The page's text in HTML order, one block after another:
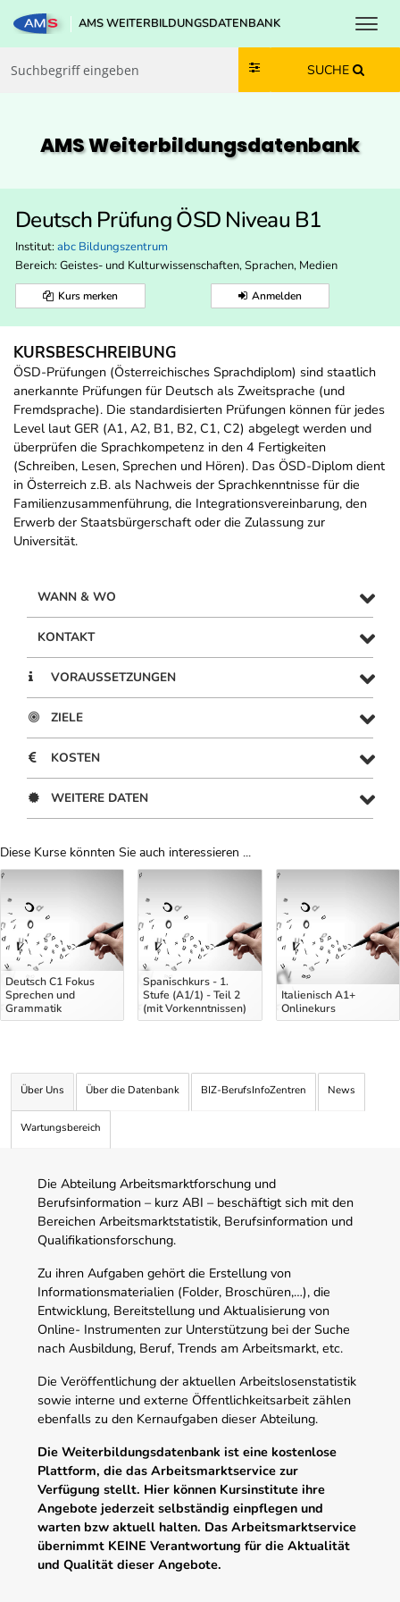
Zum Inhalt springen
Zum Navmenü springen
Zur Suche springen
Zur Footer springen
AMS WEITERBILDUNGSDATENBANK
SUCHE
AMS Weiterbildungs­datenbank
Deutsch Prüfung ÖSD Niveau B1
Institut: abc Bildungszentrum
Bereich: Geistes- und Kulturwissenschaften, Sprachen, Medien
Kurs merken Anmelden
KURSBESCHREIBUNG
ÖSD-Prüfungen (Österreichisches Sprachdiplom) sind staatlich
anerkannte Prüfungen für Deutsch als Zweitsprache (und
Fremdsprache). Die standardisierten Prüfungen können für jedes
Level laut GER (A1, A2, B1, B2, C1, C2) abgelegt werden und
überprüfen die Sprachkompetenz in den 4 Fertigkeiten
(Schreiben, Lesen, Sprechen und Hören). Das ÖSD-Diplom dient
in Österreich z.B. als Nachweis der Sprachkenntnisse für die
Familienzusammenführung, die Integrationsvereinbarung, den
Erwerb der Staatsbürgerschaft oder die Zulassung zur
Universität.
WANN & WO
KONTAKT
VORAUSSETZUNGEN
ZIELE
KOSTEN
WEITERE DATEN
Diese Kurse könnten Sie auch interessieren ...
Uber Weiterbildungsvorschläge
Deutsch C1 Fokus
Sprechen und
Grammatik
Spanischkurs - 1.
Stufe (A1/1) - Teil 2
(mit Vorkenntnissen)
Italienisch A1+
Onlinekurs
Über Uns Über die Datenbank BIZ-BerufsInfoZentren News
Wartungsbereich
Die Abteilung Arbeitsmarktforschung und
Berufsinformation – kurz ABI – beschäftigt sich mit den
Bereichen Arbeitsmarktstatistik, Berufsinformation und
Qualifikationsforschung.
Zu ihren Aufgaben gehört die Erstellung von
Informationsmaterialien (Folder, Broschüren,…), die
Entwicklung, Bereitstellung und Aktualisierung von
Online- Instrumenten zur Unterstützung bei der Suche
nach Ausbildung, Beruf, Trends am Arbeitsmarkt, etc.
Die Veröffentlichung der aktuellen Arbeitslosenstatistik
sowie interne und externe Öffentlichkeitsarbeit zählen
ebenfalls zu den Kernaufgaben dieser Abteilung.
Die Weiterbildungsdatenbank ist eine kostenlose
Plattform, die das Arbeitsmarktservice zur
Verfügung stellt. Hier können Kursinstitute ihre
Angebote jederzeit selbständig einpflegen und
warten bzw aktuell halten. Das Arbeitsmarktservice
übernimmt KEINE Verantwortung für die Aktualität
und Qualität dieser Angebote.